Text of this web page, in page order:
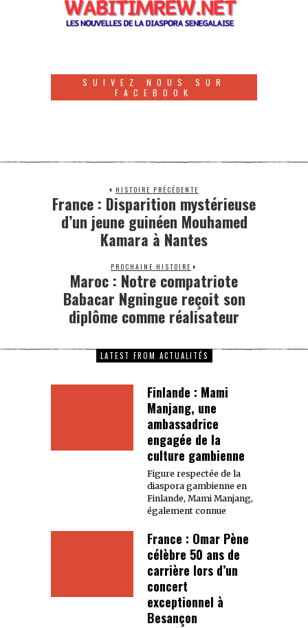
SUIVEZ NOUS SUR
FACEBOOK
HISTOIRE PRÉCÉDENTE
France : Disparition mystérieuse
d’un jeune guinéen Mouhamed
Kamara à Nantes
PROCHAINE HISTOIRE
Maroc : Notre compatriote
Babacar Ngningue reçoit son
diplôme comme réalisateur
LATEST FROM ACTUALITÉS
Finlande : Mami
Manjang, une
ambassadrice
engagée de la
culture gambienne
Figure respectée de la
diaspora gambienne en
Finlande, Mami Manjang,
également connue
France : Omar Pène
célèbre 50 ans de
carrière lors d’un
concert
exceptionnel à
Besançon